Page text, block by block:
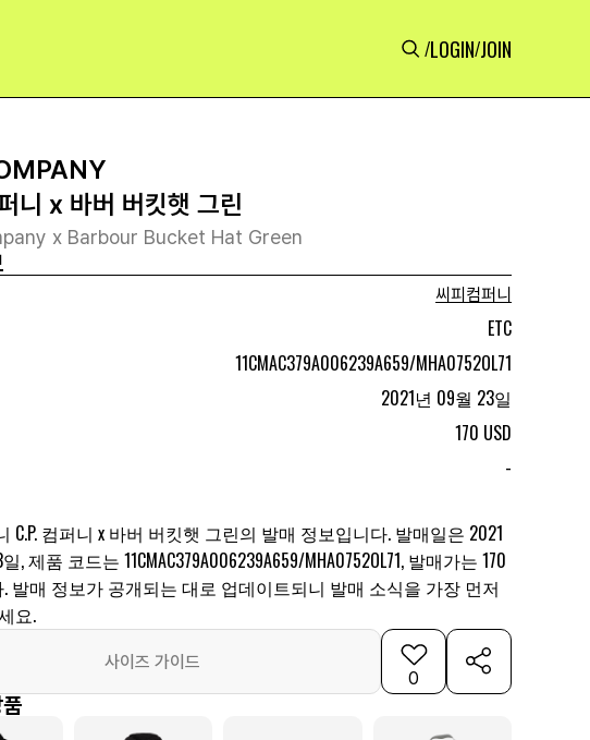
/LOGIN/JOIN
니 x 바버 버킷햇 그린
x Barbour Bucket Hat Green
씨피컴퍼니
ETC
11CMAC379A006239A659/MHA0752OL71
2021년 09월 23일
170 USD
-
C.P. 컴퍼니 x 바버 버킷햇 그린의 발매 정보입니다. 발매일은 2021
, 제품 코드는 11CMAC379A006239A659/MHA0752OL71, 발매가는 170
. 발매 정보가 공개되는 대로 업데이트되니 발매 소식을 가장 먼저
요.
사이즈 가이드
0